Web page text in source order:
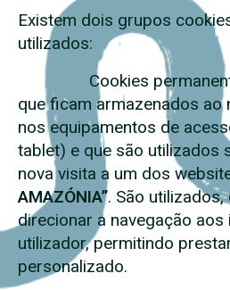
Existem dois grupos
utilizados:
Cookies
que ficam armazenados ao
nos equipamentos de
tablet) e que são utilizados
nova visita a um dos
AMAZÓNIA”. São
direcionar a navegação
utilizador, permitindo
personalizado.